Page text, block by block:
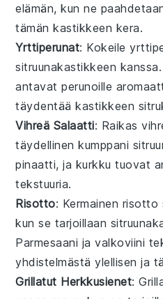
elämän, kun ne
tämän kastikkeen kera.
Yrttiperunat: Kokeile
sitruunakastikkeen kanssa.
antavat perunoille
täydentää kastikkeen
Vihreä Salaatti: Raikas
täydellinen kumppani
pinaatti, ja kurkku tuovat
tekstuuria.
Risotto: Kermainen risotto
kun se tarjoillaan
Parmesaani javalkoviini
yhdistelmästä ylellisen ja
Grillatut Herkkusienet: